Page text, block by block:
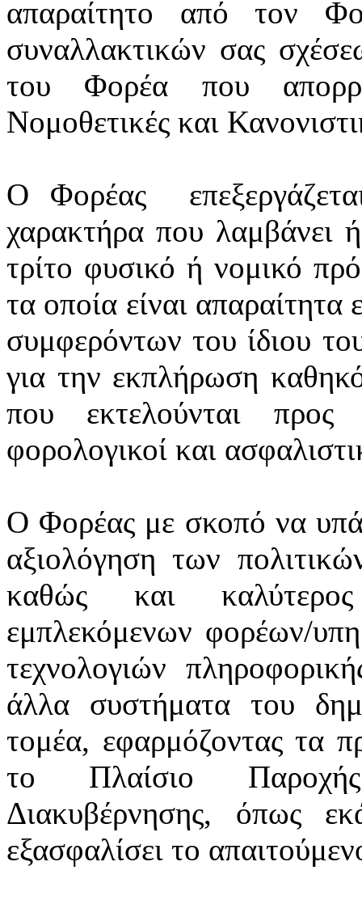
απαραίτητο από τον
συναλλακτικών σας
του Φορέα που
Νομοθετικές και
Ο Φορέας
χαρακτήρα που λαμβάνει
τρίτο φυσικό ή νομικό
τα οποία είναι απαραίτητα
συμφερόντων του ίδιου
για την εκπλήρωση
που εκτελούνται
φορολογικοί και
Ο Φορέας με σκοπό να
αξιολόγηση των
καθώς και
εμπλεκόμενων φορέων/
τεχνολογιών
άλλα συστήματα του
τομέα, εφαρμόζοντας τα
το Πλαίσιο
Διακυβέρνησης, όπως
εξασφαλίσει το